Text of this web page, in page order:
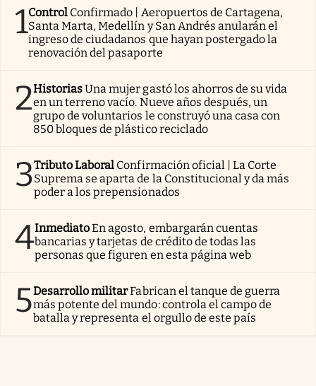
1Control Confirmado | Aeropuertos de Cartagena,
Santa Marta, Medellín y San Andrés anularán el
ingreso de ciudadanos que hayan postergado la
renovación del pasaporte
2HistoriasUna mujer gastó los ahorros de su vida
en un terreno vacío. Nueve años después, un
grupo de voluntarios le construyó una casa con
850 bloques de plástico reciclado
3Tributo Laboral Confirmación oficial | La Corte
Suprema se aparta de la Constitucional y da más
poder a los prepensionados
4InmediatoEn agosto, embargarán cuentas
bancarias y tarjetas de crédito de todas las
personas que figuren en esta página web
5Desarrollo militarFabrican el tanque de guerra
más potente del mundo: controla el campo de
batalla y representa el orgullo de este país